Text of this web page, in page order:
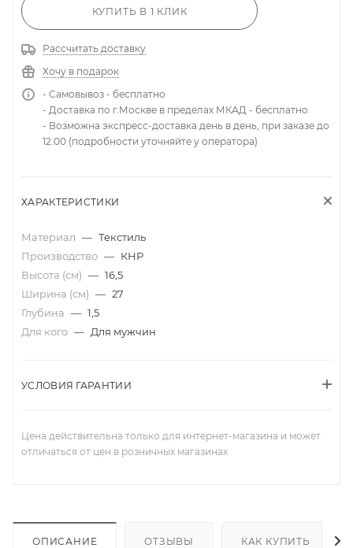
КУПИТЬ В 1 КЛИК
Рассчитать доставку
Хочу в подарок
- Самовывоз - бесплатно
- Доставка по г.Москве в пределах МКАД - бесплатно
- Возможна экспресс-доставка день в день, при заказе до
12.00 (подробности уточняйте у оператора)
ХАРАКТЕРИСТИКИ
Материал — Текстиль
Производство — КНР
Высота (см) — 16,5
Ширина (см) — 27
Глубина — 1,5
Для кого — Для мужчин
УСЛОВИЯ ГАРАНТИИ
Цена действительна только для интернет-магазина и может
отличаться от цен в розничных магазинах
ОПИСАНИЕ ОТЗЫВЫ КАК КУПИТЬ